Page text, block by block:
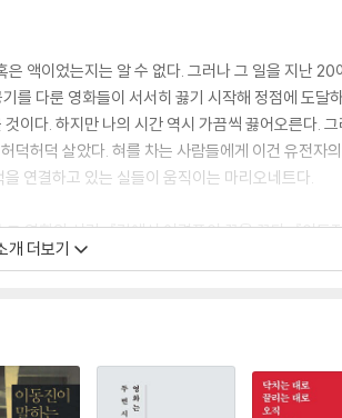
액이었는지는 알 수 없다. 그러나 그 일을 지난
를 다룬 영화들이 서서히 끓기 시작해 정점에 도달
이다. 하지만 나의 시간 역시 가끔씩 끓어오른다.
허덕 살았다. 혀를 차는 사람들에게 이건 유전자
연결하고 있는 실들이 움직이는 마리오네트다.
영화의 시간』 『길에서 어렴풋이 꿈을 꾸다』 『이
들』 『우리가 사랑한 소설들』 『밤은 책이다』 등을 썼
개 더보기